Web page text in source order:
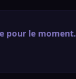
pour le moment.